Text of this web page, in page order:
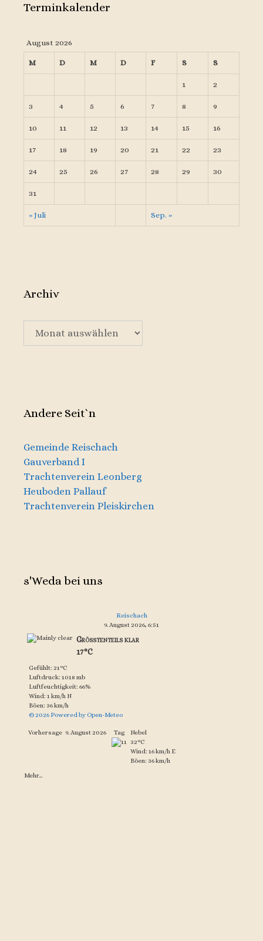
Terminkalender
August 2026
M D M D F S S
1 2
3 4 5 6 7 8 9
10 11 12 13 14 15 16
17 18 19 20 21 22 23
24 25 26 27 28 29 30
31
« Juli Sep. »
Archiv
Archiv
Andere Seit`n
Gemeinde Reischach
Gauverband I
Trachtenverein Leonberg
Heuboden Pallauf
Trachtenverein Pleiskirchen
s'Weda bei uns
Reischach
9. August 2026, 6:51
Größtenteils klar
17°C
Gefühlt: 21°C
Luftdruck: 1018 mb
Luftfeuchtigkeit: 66%
Wind: 1 km/h N
Böen: 36 km/h
© 2026 Powered by Open-Meteo
Vorhersage 9. August 2026 Tag
Nebel
32°C
Wind: 16 km/h E
Böen: 36 km/h
Mehr...